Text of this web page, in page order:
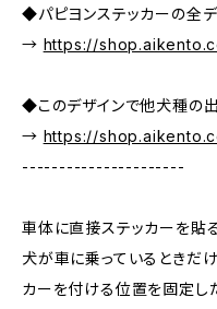
◆パピヨンステッカーの全デ
→ https://
◆このデザインで他犬種の
→ https://
----------------------
車体に直接ステッカーを貼
犬が車に乗っているときだ
カーを付ける位置を固定し